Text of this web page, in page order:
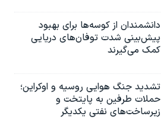
دانشمندان از کوسه‌ها برای بهبود
پیش‌بینی شدت توفان‌های دریایی
کمک می‌گیرند
تشدید جنگ هوایی روسیه و اوکراین؛
حملات طرفین به پایتخت‌ و
زیرساخت‌های نفتی یکدیگر